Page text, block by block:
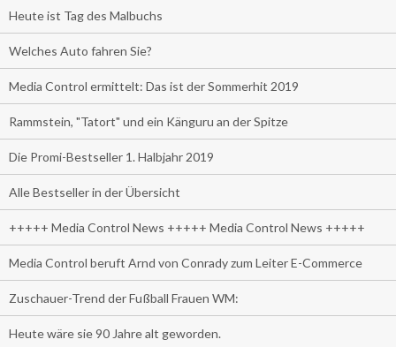
Heute ist Tag des Malbuchs
Welches Auto fahren Sie?
Media Control ermittelt: Das ist der Sommerhit 2019
Rammstein, "Tatort" und ein Känguru an der Spitze
Die Promi-Bestseller 1. Halbjahr 2019
Alle Bestseller in der Übersicht
+++++ Media Control News +++++ Media Control News +++++
Media Control beruft Arnd von Conrady zum Leiter E-Commerce
Zuschauer-Trend der Fußball Frauen WM:
Heute wäre sie 90 Jahre alt geworden.